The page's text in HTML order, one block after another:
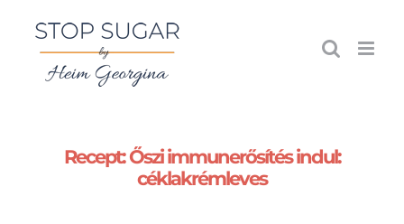
Recept: Őszi immunerősítés indul:
céklakrémleves